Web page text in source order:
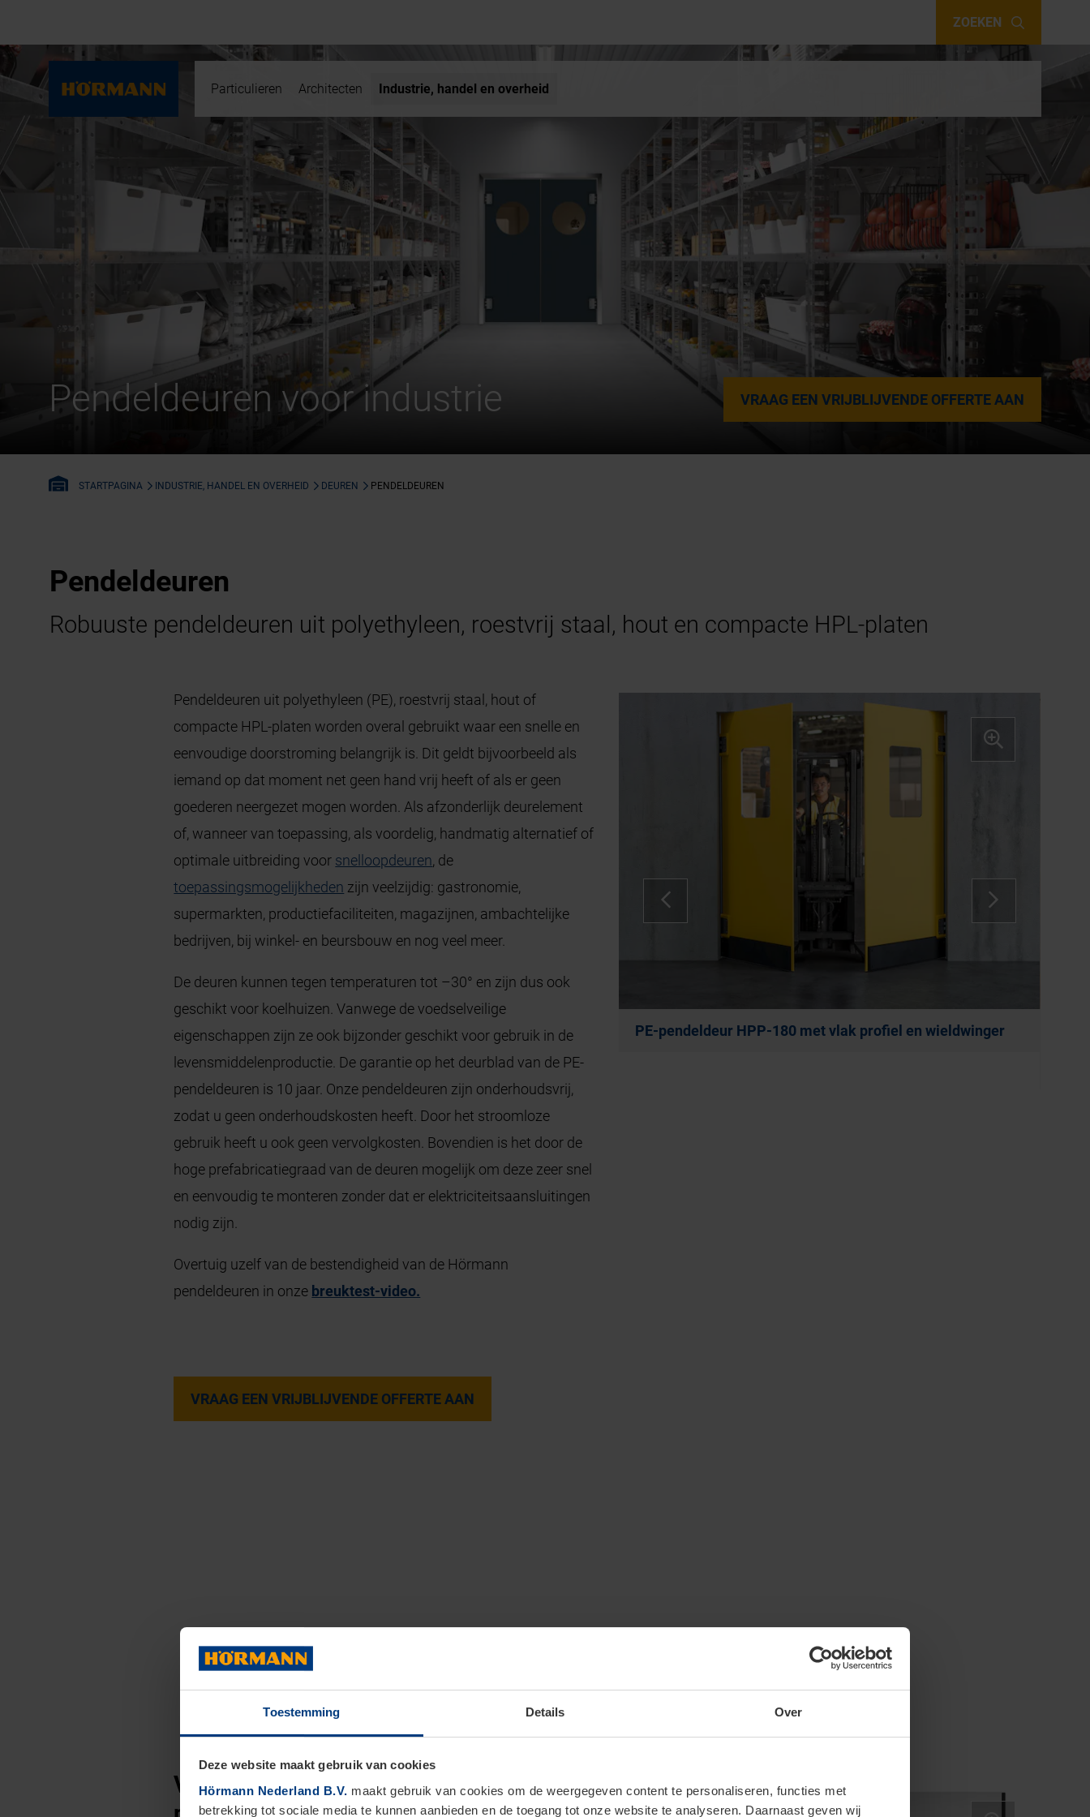
Toestemming Details Over
Deze website maakt gebruik van cookies
Hörmann Nederland B.V. maakt gebruik van cookies om de weergegeven content te personaliseren, functies met
betrekking tot sociale media te kunnen aanbieden en de toegang tot onze website te analyseren. Daarnaast geven wij
ZOEKEN
Particulieren Architecten Industrie, handel en overheid
Pendeldeuren voor industrie VRAAG EEN VRIJBLIJVENDE OFFERTE AAN
STARTPAGINA INDUSTRIE, HANDEL EN OVERHEID DEUREN PENDELDEUREN
Pendeldeuren
Robuuste pendeldeuren uit polyethyleen, roestvrij staal, hout en compacte HPL-platen
PE-pendeldeur HPP-180 met vlak profiel en wieldwinger
Pendeldeuren uit polyethyleen (PE), roestvrij staal, hout of
compacte HPL-platen worden overal gebruikt waar een snelle en
eenvoudige doorstroming belangrijk is. Dit geldt bijvoorbeeld als
iemand op dat moment net geen hand vrij heeft of als er geen
goederen neergezet mogen worden. Als afzonderlijk deurelement
of, wanneer van toepassing, als voordelig, handmatig alternatief of
optimale uitbreiding voor snelloopdeuren, de
toepassingsmogelijkheden zijn veelzijdig: gastronomie,
supermarkten, productiefaciliteiten, magazijnen, ambachtelijke
bedrijven, bij winkel- en beursbouw en nog veel meer.
De deuren kunnen tegen temperaturen tot –30° en zijn dus ook
geschikt voor koelhuizen. Vanwege de voedselveilige
eigenschappen zijn ze ook bijzonder geschikt voor gebruik in de
levensmiddelenproductie. De garantie op het deurblad van de PE-
pendeldeuren is 10 jaar. Onze pendeldeuren zijn onderhoudsvrij,
zodat u geen onderhoudskosten heeft. Door het stroomloze
gebruik heeft u ook geen vervolgkosten. Bovendien is het door de
hoge prefabricatiegraad van de deuren mogelijk om deze zeer snel
en eenvoudig te monteren zonder dat er elektriciteitsaansluitingen
nodig zijn.
Overtuig uzelf van de bestendigheid van de Hörmann
pendeldeuren in onze breuktest-video.
VRAAG EEN VRIJBLIJVENDE OFFERTE AAN
Verkrijgbaar in vier deuruitvoeringen: